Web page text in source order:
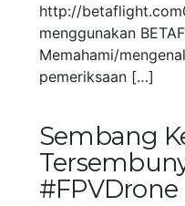
http://
menggunakan
Memahami/
pemeriksaan […]
Sembang
#FPVDrone